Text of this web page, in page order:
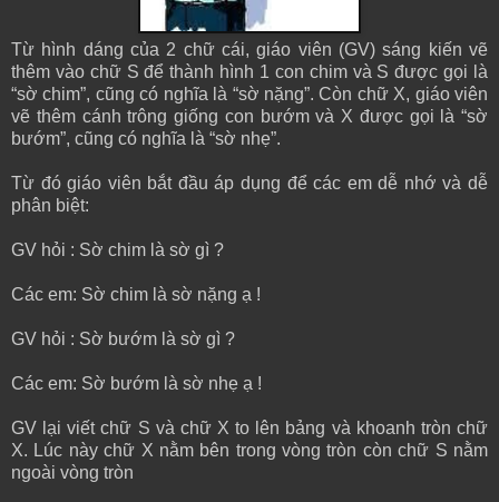
Từ hình dáng của 2 chữ cái, giáo viên (GV) sáng kiến vẽ
thêm vào chữ S để thành hình 1 con chim và S được gọi là
“sờ chim”, cũng có nghĩa là “sờ nặng”. Còn chữ X, giáo viên
vẽ thêm cánh trông giống con bướm và X được gọi là “sờ
bướm”, cũng có nghĩa là “sờ nhẹ”.
Từ đó giáo viên bắt đầu áp dụng để các em dễ nhớ và dễ
phân biệt:
GV hỏi : Sờ chim là sờ gì ?
Các em: Sờ chim là sờ nặng ạ !
GV hỏi : Sờ bướm là sờ gì ?
Các em: Sờ bướm là sờ nhẹ ạ !
GV lại viết chữ S và chữ X to lên bảng và khoanh tròn chữ
X. Lúc này chữ X nằm bên trong vòng tròn còn chữ S nằm
ngoài vòng tròn